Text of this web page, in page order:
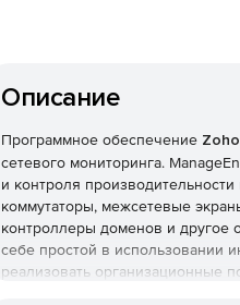
Описание
Программное обеспечение
сетевого мониторинга.
и контроля
коммутаторы, межсетевые
контроллеры доменов и другое
себе простой в использовании
реализовать организационные